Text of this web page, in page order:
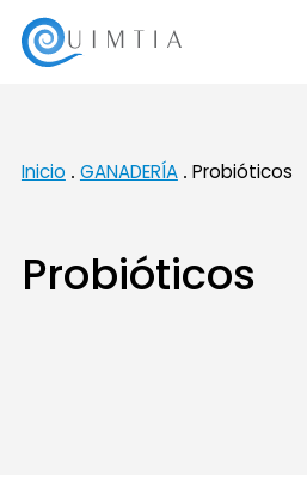
Inicio GANADERÍA Probióticos
Probióticos